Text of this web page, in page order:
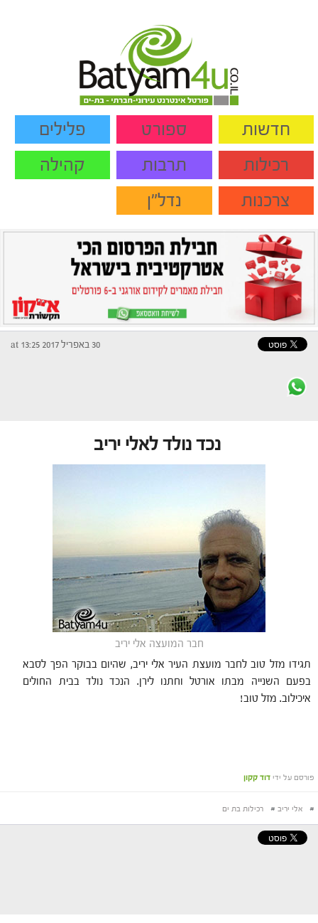
חדשות ספורט
פלילים
רכילות
תרבות
קהילה
צרכנות
נדל"ן
30 באפריל 2017 at 13:25
נכד נולד לאלי יריב
חבר המועצה אלי יריב
תגידו מזל טוב לחבר מועצת העיר אלי יריב, שהיום בבוקר הפך לסבא
בפעם השנייה מבתו אורטל וחתנו לירן. הנכד נולד בבית החולים
איכילוב. מזל טוב!
פורסם על ידי דוד קקון
# אלי יריב # רכילות בת ים